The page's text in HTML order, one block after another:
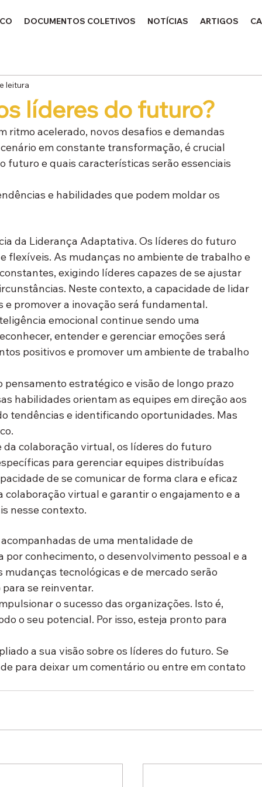
DOCUMENTOS COLETIVOS NOTÍCIAS ARTIGOS
líderes do futuro?
leitura
ritmo acelerado, novos desafios e demandas
em constante transformação, é crucial
futuro e quais características serão essenciais
e habilidades que podem moldar os
da Liderança Adaptativa. Os líderes do futuro
flexíveis. As mudanças no ambiente de trabalho e
exigindo líderes capazes de se ajustar
Neste contexto, a capacidade de lidar
e promover a inovação será fundamental.
emocional continue sendo uma
entender e gerenciar emoções será
positivos e promover um ambiente de trabalho
estratégico e visão de longo prazo
habilidades orientam as equipes em direção aos
tendências e identificando oportunidades. Mas
colaboração virtual, os líderes do futuro
para gerenciar equipes distribuídas
de se comunicar de forma clara e eficaz
colaboração virtual e garantir o engajamento e a
nesse contexto.
de uma mentalidade de
por conhecimento, o desenvolvimento pessoal e a
tecnológicas e de mercado serão
se reinventar.
o sucesso das organizações. Isto é,
o seu potencial. Por isso, esteja pronto para
a sua visão sobre os líderes do futuro. Se
para deixar um comentário ou entre em contato